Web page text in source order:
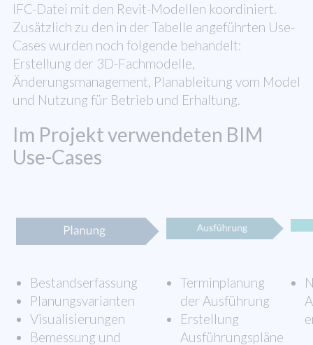
IFC-Datei mit den Revit-Modellen koordiniert.
Zusätzlich zu den in der Tabelle angeführten Use-
Cases wurden noch folgende behandelt:
Erstellung der 3D-Fachmodelle,
Änderungsmanagement, Planableitung vom Model
und Nutzung für Betrieb und Erhaltung.
Im Projekt verwendeten BIM
Use-Cases
Bestandserfassung
Planungsvarianten
Visualisierungen
Bemessung und
Terminplanung
der Ausführung
Erstellung
Ausführungspläne